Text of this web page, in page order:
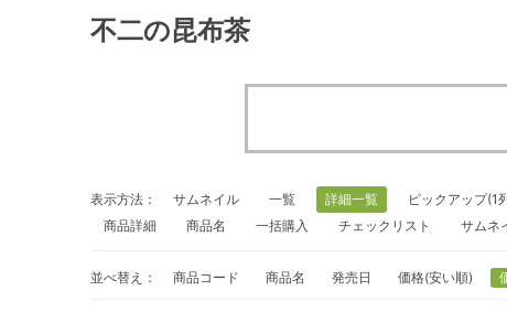
不二の昆布茶
表示方法： サムネイル 一覧 詳細一覧 ピックアップ(1
商品詳細
商品名 一括購入 チェックリスト サムネ
並べ替え： 商品コード 商品名 発売日 価格(安い順)